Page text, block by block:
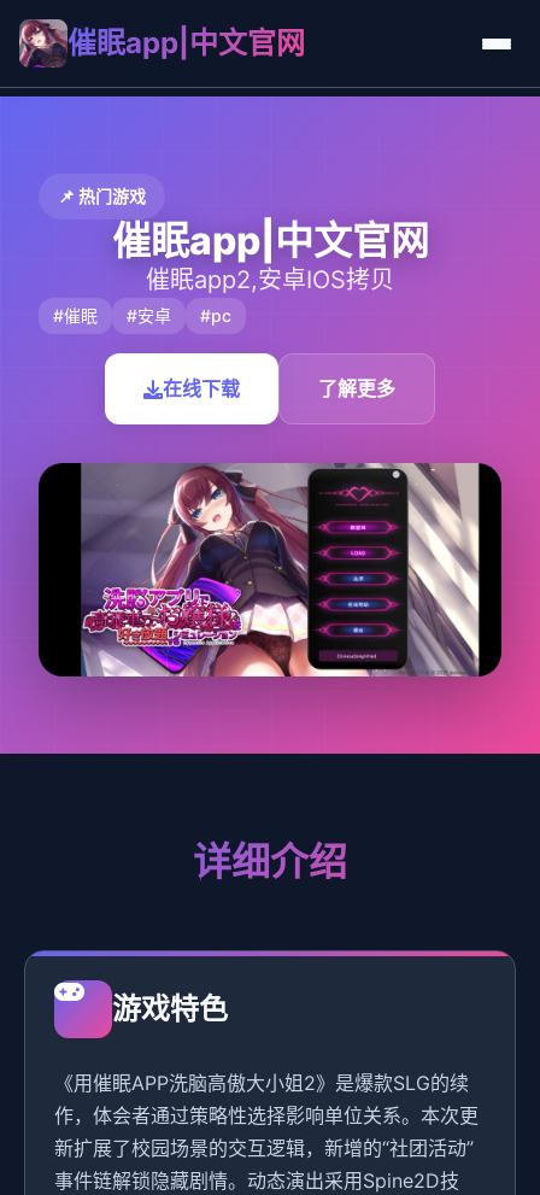
催眠app|中文官网
📌 热门游戏
催眠app|中文官网
催眠app2,安卓IOS拷贝
#催眠 #安卓 #pc
在线下载 了解更多
详细介绍
游戏特色
《用催眠APP洗脑高傲大小姐2》是爆款SLG的续
作，体会者通过策略性选择影响单位关系。本次更
新扩展了校园场景的交互逻辑，新增的“社团活动”
事件链解锁隐藏剧情。动态演出采用Spine2D技